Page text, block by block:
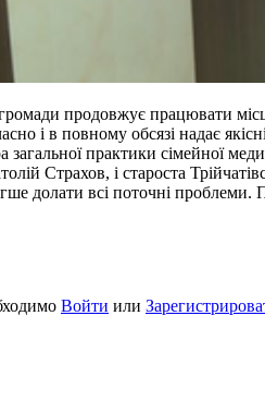
продовжує працювати
і в повному обсязі надає
загальної практики сімейної
Страхов, і староста
долати всі поточні проблеми.
Войти или